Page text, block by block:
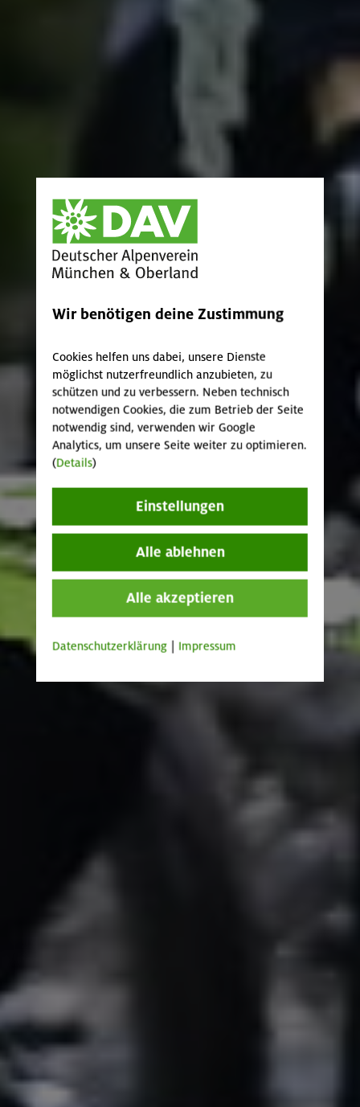
Wir benötigen deine Zustimmung
Cookies helfen uns dabei, unsere Dienste
möglichst nutzerfreundlich anzubieten, zu
schützen und zu verbessern. Neben technisch
notwendigen Cookies, die zum Betrieb der Seite
notwendig sind, verwenden wir Google
Analytics, um unsere Seite weiter zu optimieren.
(Details)
Einstellungen
Alle ablehnen
Alle akzeptieren
Datenschutzerklärung Impressum